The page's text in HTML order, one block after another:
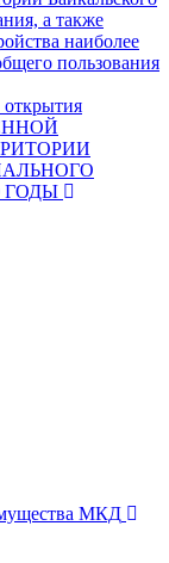
а также
наиболее
пользования
открытия
ГОДЫ
МКД